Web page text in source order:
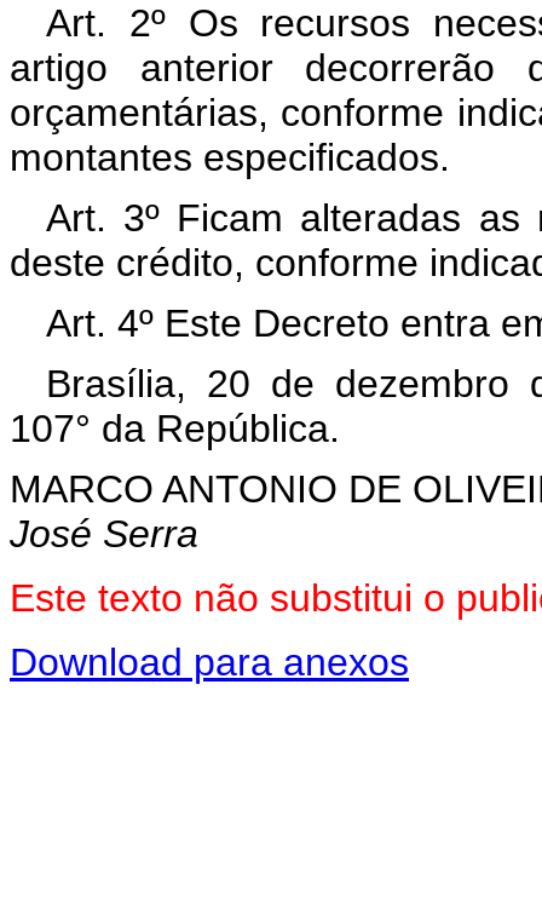
Art. 2º Os recursos
artigo anterior decorrerão
orçamentárias, conforme
montantes especificados.
Art. 3º Ficam alteradas as
deste crédito, conforme
Art. 4º Este Decreto entra
Brasília, 20 de dezembro
107° da República.
MARCO ANTONIO DE
José Serra
Este texto não substitui o
Download para anexos